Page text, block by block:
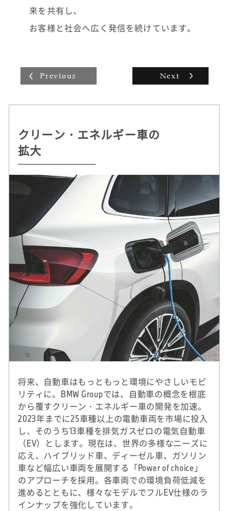
まま販売台数に表れ、インセンティブとして
収入にも反映されていく手応えは大きいで
来を共有し、
お客様と社会へ広く発信を続けています。
クリーン・エネルギー車の
拡大
将来、自動車はもっともっと環境にやさしいモビ
リティに。BMW Groupでは、自動車の概念を根底
から覆すクリーン・エネルギー車の開発を加速。
2023年までに25車種以上の電動車両を市場に投入
し、そのうち13車種を排気ガスゼロの電気自動車
（EV）とします。現在は、世界の多様なニーズに
応え、ハイブリッド車、ディーゼル車、ガソリン
車など幅広い車両を展開する「Power of choice」
のアプローチを採用。各車両での環境負荷低減を
進めるとともに、様々なモデルでフルEV仕様のラ
インナップを強化しています。
持続可能な
クルマづくりを追求
自動運転 /
デジタル・サービスの革新
ドライビング・プレジャー
へのこだわり
Previous Next